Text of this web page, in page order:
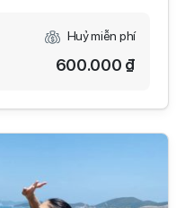
Huỷ miễn phí
600.000 ₫